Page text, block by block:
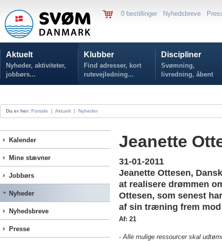
0 bestillinger Nyhedsbreve
Aktuelt
Nyheder, aktiviteter,
jobbørs...
Klubber
Find adresser, kort
rutevejledning...
Discipliner
Svømning,
livredning, åbent
vand...
Du er her: Forside | Aktuelt | Nyheder
Kalender
Mine stævner
Jobbørs
Nyheder
Nyhedsbreve
Presse
Jeanette
31-01-2011
Jeanette Ottesen,
at realisere drømmen
Ottesen, som senest
af sin træning frem mod
Af: 21
- Alle mulige ressourcer skal